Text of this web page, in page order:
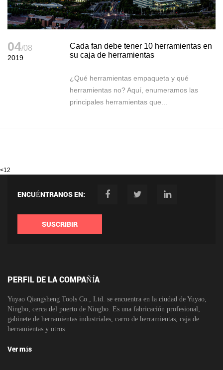
04/08
2019
Cada fan debe tener 10 herramientas en
su caja de herramientas
¿Qué herramientas empaqueta y qué
herramientas no? Aquí, enumeramos las
principales herramientas que...
<1 2
ENCUÉNTRANOS EN:
SUSCRIBIR
PERFIL DE LA COMPAÑÍA
Yuyao Qiangsheng Tools Co., Ltd. se encuentra en la ciudad de Yuyao,
Ningbo, cerca del puerto de Ningbo. Es una fabricación profesional,
gabinete de herramientas industriales, carro de herramientas, caja de
herramientas y otros
Ver más